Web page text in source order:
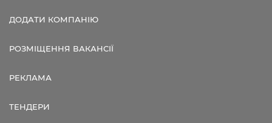
ДОДАТИ КОМПАНІЮ
РОЗМІЩЕННЯ ВАКАНСІЇ
РЕКЛАМА
ТЕНДЕРИ